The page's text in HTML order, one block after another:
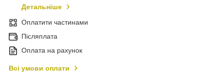
Детальніше
Оплатити частинами
Післяплата
Оплата на рахунок
Всі умови оплати